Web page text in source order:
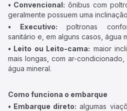
• Convencional: ônibus com
geralmente possuem uma
• Executivo: poltronas
sanitário e, em alguns casos, água
• Leito ou Leito-cama: maior
mais longas, com ar-condicionado,
água mineral.
Como funciona o embarque
• Embarque direto: algumas